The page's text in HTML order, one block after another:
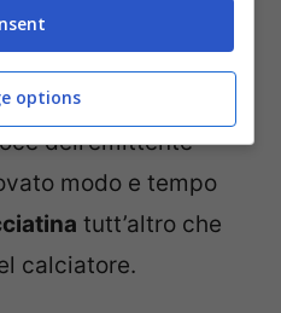
tutto per ottenere il
Come il
Massimo
dell’emittente
modo e tempo
tutt’altro che
calciatore.
options